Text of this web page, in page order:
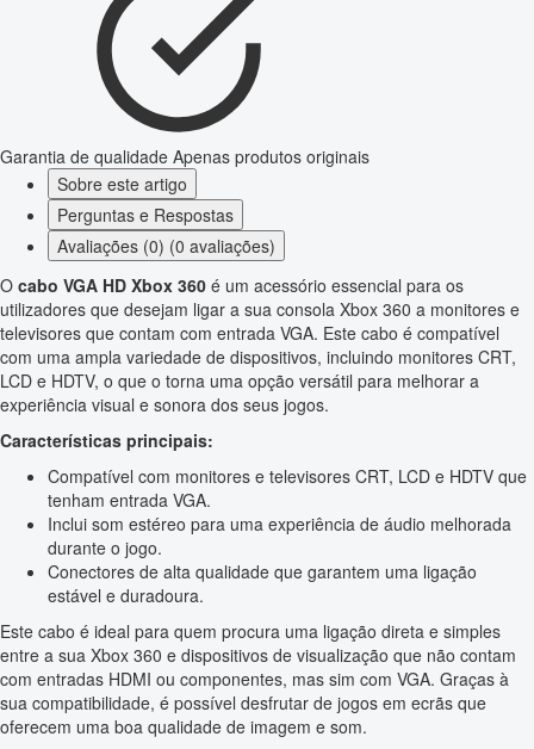
Garantia de qualidade Apenas produtos originais
Sobre este artigo
Perguntas e Respostas
Avaliações (0) (0 avaliações)
O cabo VGA HD Xbox 360 é um acessório essencial para os
utilizadores que desejam ligar a sua consola Xbox 360 a monitores e
televisores que contam com entrada VGA. Este cabo é compatível
com uma ampla variedade de dispositivos, incluindo monitores CRT,
LCD e HDTV, o que o torna uma opção versátil para melhorar a
experiência visual e sonora dos seus jogos.
Características principais:
Compatível com monitores e televisores CRT, LCD e HDTV que
tenham entrada VGA.
Inclui som estéreo para uma experiência de áudio melhorada
durante o jogo.
Conectores de alta qualidade que garantem uma ligação
estável e duradoura.
Este cabo é ideal para quem procura uma ligação direta e simples
entre a sua Xbox 360 e dispositivos de visualização que não contam
com entradas HDMI ou componentes, mas sim com VGA. Graças à
sua compatibilidade, é possível desfrutar de jogos em ecrãs que
oferecem uma boa qualidade de imagem e som.